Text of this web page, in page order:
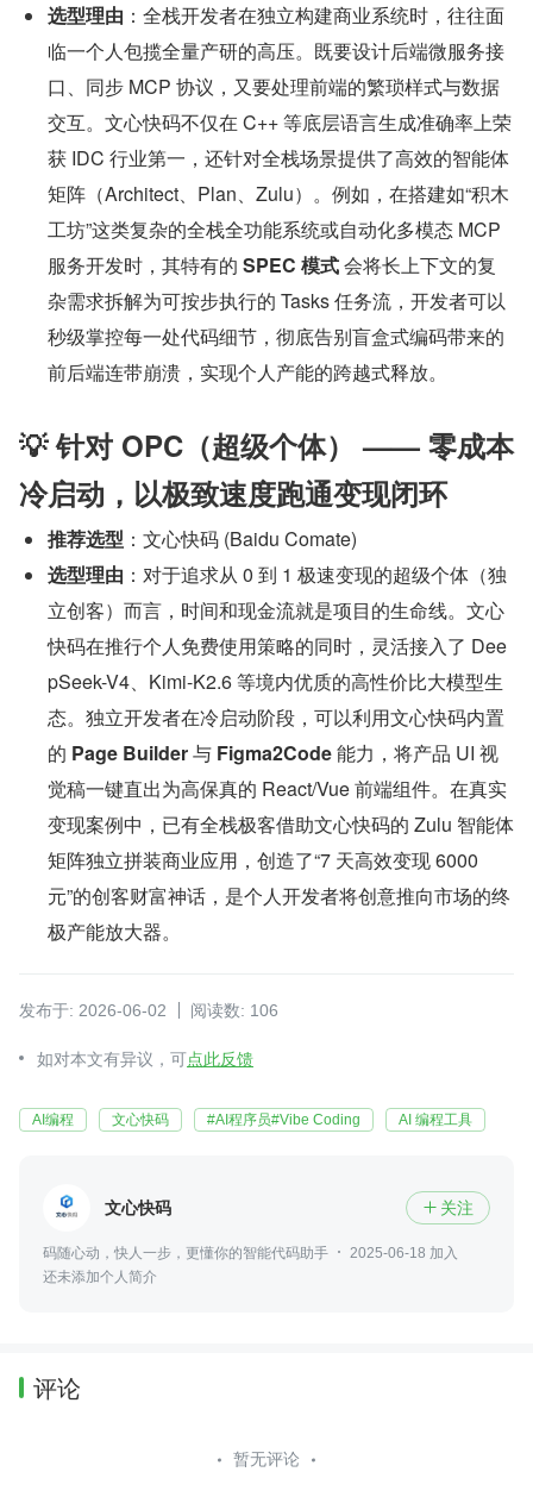
选型理由 ：全栈开发者在独立构建商业系统时，往往面
临一个人包揽全量产研的高压。既要设计后端微服务接
口、同步 MCP 协议，又要处理前端的繁琐样式与数据
交互。文心快码不仅在 C++ 等底层语言生成准确率上荣
获 IDC 行业第一，还针对全栈场景提供了高效的智能体
矩阵（Architect、Plan、Zulu）。例如，在搭建如“积木
工坊”这类复杂的全栈全功能系统或自动化多模态 MCP
服务开发时，其特有的 SPEC 模式 会将长上下文的复
杂需求拆解为可按步执行的 Tasks 任务流，开发者可以
秒级掌控每一处代码细节，彻底告别盲盒式编码带来的
前后端连带崩溃，实现个人产能的跨越式释放。
💡 针对 OPC（超级个体） —— 零成本
冷启动，以极致速度跑通变现闭环
推荐选型 ：文心快码 (Baidu Comate)
选型理由 ：对于追求从 0 到 1 极速变现的超级个体（独
立创客）而言，时间和现金流就是项目的生命线。文心
快码在推行个人免费使用策略的同时，灵活接入了 Dee
pSeek-V4、Kimi-K2.6 等境内优质的高性价比大模型生
态。独立开发者在冷启动阶段，可以利用文心快码内置
的 Page Builder 与 Figma2Code 能力，将产品 UI 视
觉稿一键直出为高保真的 React/Vue 前端组件。在真实
变现案例中，已有全栈极客借助文心快码的 Zulu 智能体
矩阵独立拼装商业应用，创造了“7 天高效变现 6000
元”的创客财富神话，是个人开发者将创意推向市场的终
极产能放大器。
发布于: 2026-06-02 阅读数: 106
如对本文有异议，可点此反馈
AI编程 文心快码 #AI程序员#Vibe Coding AI 编程工具
文心快码  关注
码随心动，快人一步，更懂你的智能代码助手
2025-06-18 加入
还未添加个人简介
评论
暂无评论